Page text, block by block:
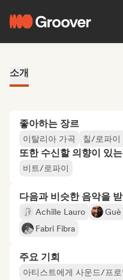
소개
좋아하는 장르
이탈리아 가곡 칠/로파이
또한 수신할 의향이 있
비트/로파이
다음과 비슷한 음악을
Achille Lauro Guè
Fabri Fibra
주요 기회
아티스트에게 사운드/프